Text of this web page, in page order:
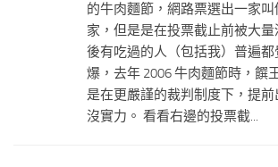
的牛肉麵節，網路票選出一家
家，但是是在投票截止前被大
後有吃過的人（包括我）普遍都
爆，去年 2006 牛肉麵節時，饌
是在更嚴謹的裁判制度下，提
沒實力。 看看右邊的投票截...